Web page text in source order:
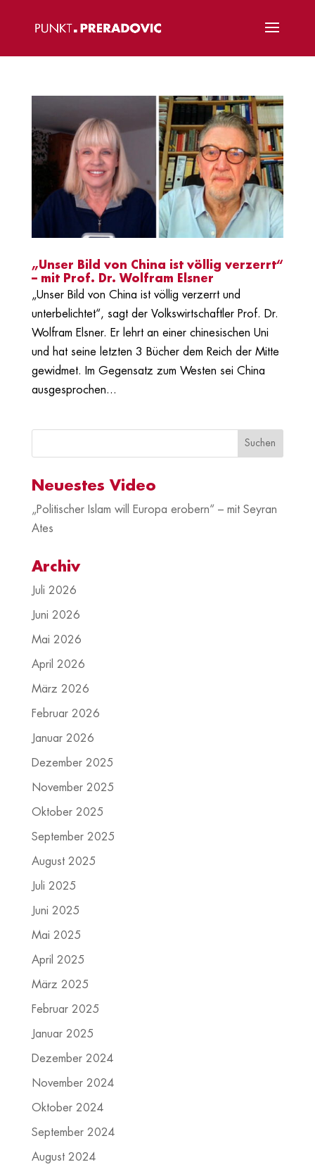
„Unser Bild von China ist völlig verzerrt“
– mit Prof. Dr. Wolfram Elsner
„Unser Bild von China ist völlig verzerrt und
unterbelichtet“, sagt der Volkswirtschaftler Prof. Dr.
Wolfram Elsner. Er lehrt an einer chinesischen Uni
und hat seine letzten 3 Bücher dem Reich der Mitte
gewidmet. Im Gegensatz zum Westen sei China
ausgesprochen...
Neuestes Video
„Politischer Islam will Europa erobern“ – mit Seyran
Ates
Archiv
Juli 2026
Juni 2026
Mai 2026
April 2026
März 2026
Februar 2026
Januar 2026
Dezember 2025
November 2025
Oktober 2025
September 2025
August 2025
Juli 2025
Juni 2025
Mai 2025
April 2025
März 2025
Februar 2025
Januar 2025
Dezember 2024
November 2024
Oktober 2024
September 2024
August 2024